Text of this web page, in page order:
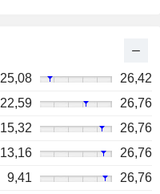
25,08
26,42
22,59
26,76
15,32
26,76
13,16
26,76
9,41
26,76